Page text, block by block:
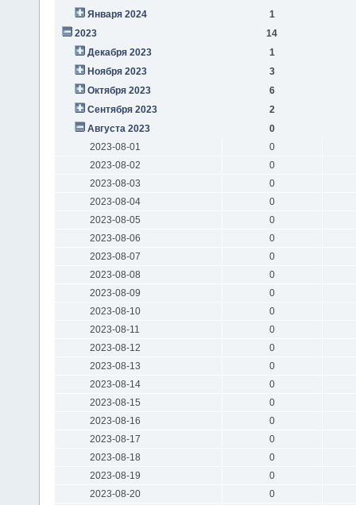
Января 2024
1
2023
14
Декабря 2023
1
Ноября 2023
3
Октября 2023
6
Сентября 2023
2
Августа 2023
0
2023-08-01
0
2023-08-02
0
2023-08-03
0
2023-08-04
0
2023-08-05
0
2023-08-06
0
2023-08-07
0
2023-08-08
0
2023-08-09
0
2023-08-10
0
2023-08-11
0
2023-08-12
0
2023-08-13
0
2023-08-14
0
2023-08-15
0
2023-08-16
0
2023-08-17
0
2023-08-18
0
2023-08-19
0
2023-08-20
0